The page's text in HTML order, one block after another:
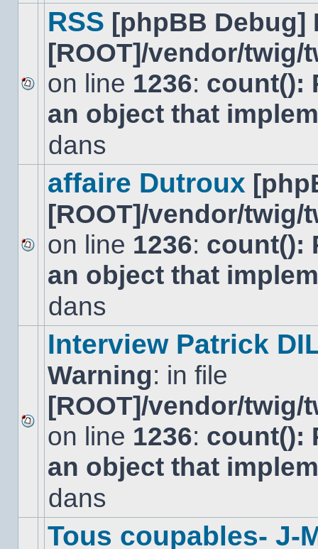
Aucun
nouveau
message
sujet.
RSS [phpBB Debug]
[ROOT]/vendor/
on line 1236: count():
an object that
dans
Aucun
nouveau
message
sujet.
affaire Dutroux
[ROOT]/vendor/
on line 1236: count():
an object that
dans
Aucun
nouveau
message
non-
dans
Interview Patrick
Warning: in file
[ROOT]/vendor/
on line 1236: count():
an object that
dans
Tous coupables- J-